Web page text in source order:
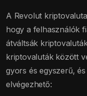
A Revolut
hogy a felhasználók
átváltsák
kriptovaluták között
gyors és egyszerű,
elvégezhető: